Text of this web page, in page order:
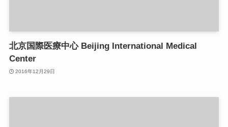
北京国際医療中心 Beijing International Medical
Center
2016年12月29日